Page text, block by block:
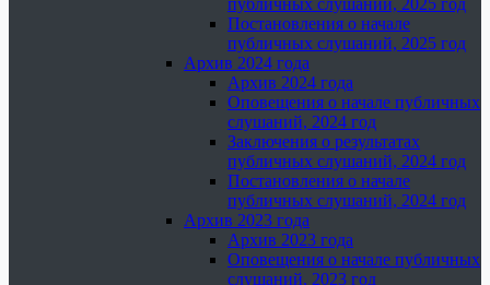
публичных слушаний, 2025 год
Постановления о начале
публичных слушаний, 2025 год
Архив 2024 года
Архив 2024 года
Оповещения о начале публичных
слушаний, 2024 год
Заключения о результатах
публичных слушаний, 2024 год
Постановления о начале
публичных слушаний, 2024 год
Архив 2023 года
Архив 2023 года
Оповещения о начале публичных
слушаний, 2023 год